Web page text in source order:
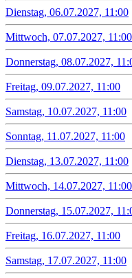
Dienstag, 06.07.2027, 11:00
Mittwoch, 07.07.2027, 11:00
Donnerstag, 08.07.2027,
Freitag, 09.07.2027, 11:00
Samstag, 10.07.2027, 11:00
Sonntag, 11.07.2027, 11:00
Dienstag, 13.07.2027, 11:00
Mittwoch, 14.07.2027, 11:00
Donnerstag, 15.07.2027,
Freitag, 16.07.2027, 11:00
Samstag, 17.07.2027, 11:00